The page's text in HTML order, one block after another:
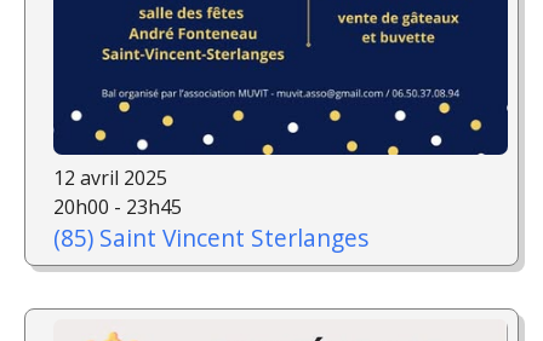
12 avril 2025
20h00 - 23h45
(85) Saint Vincent Sterlanges